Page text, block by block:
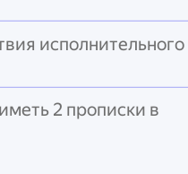
не являющемся местом
превышает 90 дней,
обратиться в органы
В противном случае
ответственность